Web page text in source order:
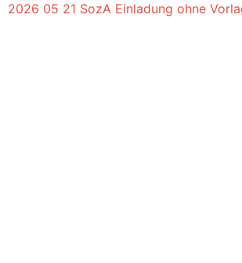
2026 05 21 SozA Einladung ohne